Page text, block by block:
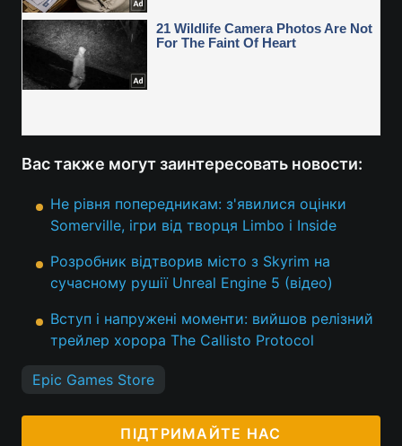
Вас также могут заинтересовать новости:
Не рівня попередникам: з'явилися оцінки
Somerville, ігри від творця Limbo і Inside
Розробник відтворив місто з Skyrim на
сучасному рушії Unreal Engine 5 (відео)
Вступ і напружені моменти: вийшов релізний
трейлер хорора The Callisto Protocol
Epic Games Store
ПІДТРИМАЙТЕ НАС